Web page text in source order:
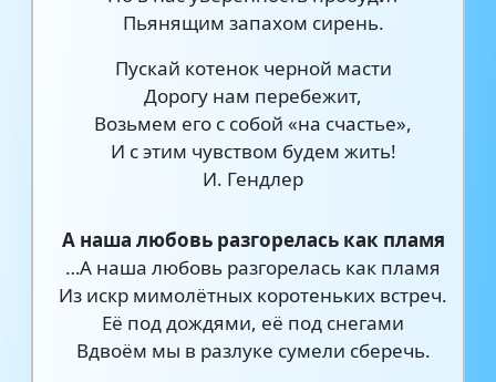
Пьянящим запахом сирень.
Пускай котенок черной масти
Дорогу нам перебежит,
Возьмем его с собой «на счастье»,
И с этим чувством будем жить!
И. Гендлер
А наша любовь разгорелась как пламя
…А наша любовь разгорелась как пламя
Из искр мимолётных коротеньких встреч.
Её под дождями, её под снегами
Вдвоём мы в разлуке сумели сберечь.